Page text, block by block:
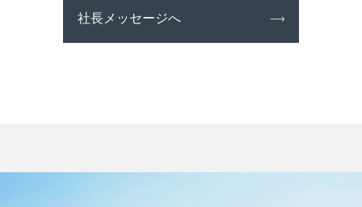
社長メッセージへ